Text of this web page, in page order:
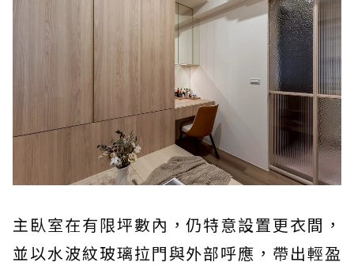
主臥室在有限坪數內，仍特意設置更衣間，
並以水波紋玻璃拉門與外部呼應，帶出輕盈